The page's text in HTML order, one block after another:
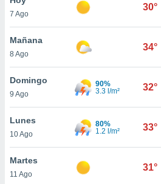
en
más
nuestra
de
7 Ago
30°
Mañana
8 Ago
34°
Domingo
9 Ago
90%
3.3 l/m²
32°
Lunes
10 Ago
80%
1.2 l/m²
33°
Martes
11 Ago
31°